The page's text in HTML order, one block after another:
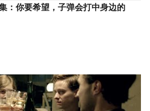
：你要希望，子弹会打中身边的